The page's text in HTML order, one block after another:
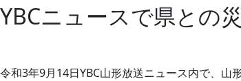
YBCニュースで県との
令和3年9月14日YBC山形放送ニュース内で、山